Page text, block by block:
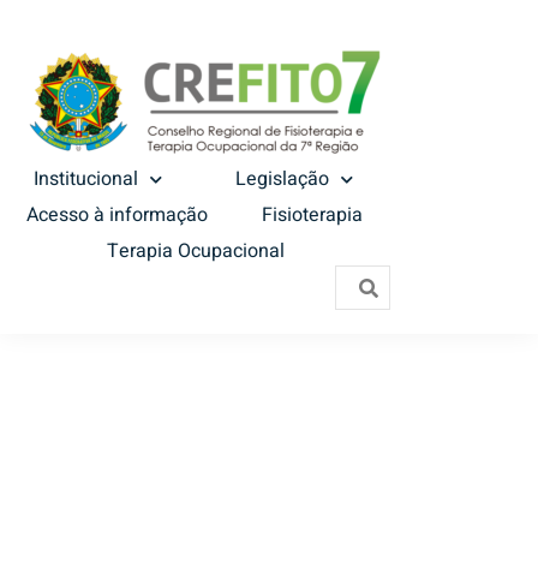
Institucional
Legislação
Acesso à informação
Fisioterapia
Terapia Ocupacional